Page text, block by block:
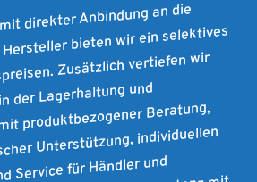
direkter Anbindung an die
bieten wir ein selektives
Zusätzlich vertiefen wir
der Lagerhaltung und
produktbezogener Beratung,
Unterstützung, individuellen